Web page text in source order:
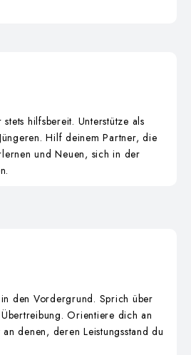
hilfsbereit. Unterstütze als
Hilf deinem Partner, die
und Neuen, sich in der
den Vordergrund. Sprich über
Orientiere dich an
denen, deren Leistungsstand du